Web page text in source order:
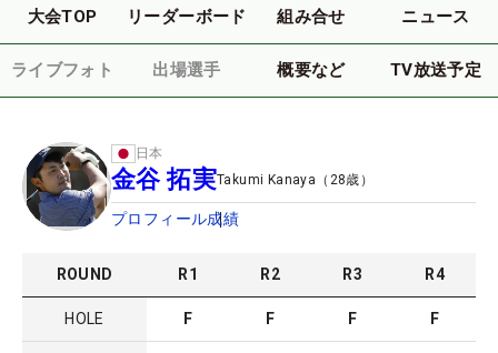
大会TOP リーダーボード 組み合せ ニュース
ライブフォト 出場選手 概要など TV放送予定
日本
金谷 拓実Takumi Kanaya （ 28歳）
プロフィール成績
ROUND R1 R2 R3 R4
HOLE F F F F